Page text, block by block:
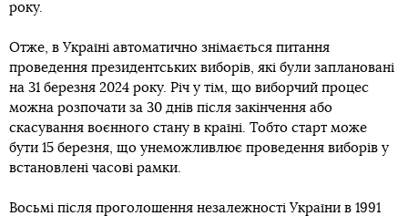
року.
Отже, в Україні автоматично знімається питання
проведення президентських виборів, які були заплановані
на 31 березня 2024 року. Річ у тім, що виборчий процес
можна розпочати за 30 днів після закінчення або
скасування воєнного стану в країні. Тобто старт може
бути 15 березня, що унеможливлює проведення виборів у
встановлені часові рамки.
Восьмі після проголошення незалежності України в 1991